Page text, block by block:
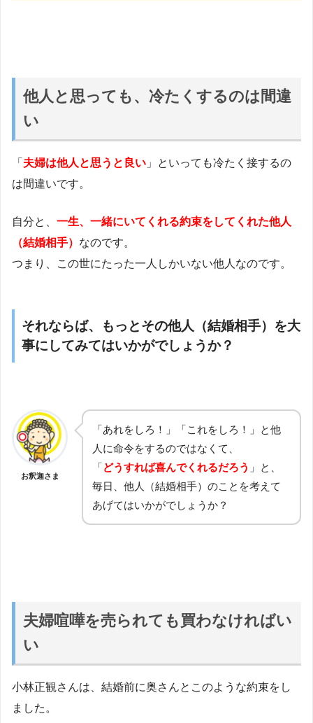
他人と思っても、冷たくするのは間違
い
「 夫婦は他人と思うと良い 」といっても冷たく接するの
は間違いです。
自分と、 一生、一緒にいてくれる約束をしてくれた他人
（結婚相手） なのです。
つまり、この世にたった一人しかいない他人なのです。
それならば、もっとその他人（結婚相手）を大
事にしてみてはいかがでしょうか？
お釈迦さま
「あれをしろ！」「これをしろ！」と他
人に命令をするのではなくて、
「どうすれば喜んでくれるだろう 」と、
毎日、他人（結婚相手）のことを考えて
あげてはいかがでしょうか？
夫婦喧嘩を売られても買わなければい
い
小林正観さんは、結婚前に奥さんとこのような約束をし
ました。